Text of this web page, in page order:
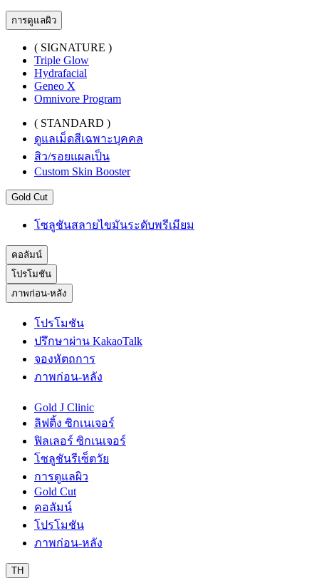
การดูแลผิว
( SIGNATURE )
Triple Glow
Hydrafacial
Geneo X
Omnivore Program
( STANDARD )
ดูแลเม็ดสีเฉพาะบุคคล
สิว/รอยแผลเป็น
Custom Skin Booster
Gold Cut
โซลูชันสลายไขมันระดับพรีเมียม
คอลัมน์
โปรโมชัน
ภาพก่อน-หลัง
โปรโมชัน
ปรึกษาผ่าน KakaoTalk
จองหัตถการ
ภาพก่อน-หลัง
Gold J Clinic
ลิฟติ้ง ซิกเนเจอร์
ฟิลเลอร์ ซิกเนเจอร์
โซลูชันรีเซ็ตวัย
การดูแลผิว
Gold Cut
คอลัมน์
โปรโมชัน
ภาพก่อน-หลัง
TH